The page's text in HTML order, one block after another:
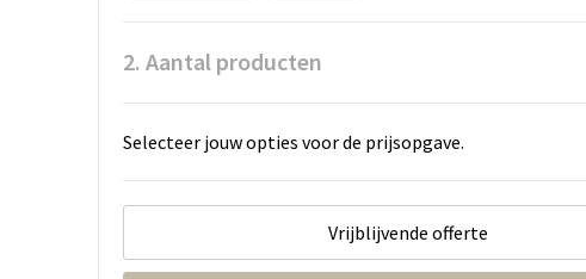
2. Aantal producten
Selecteer jouw opties voor de prijsopgave.
Vrijblijvende offerte